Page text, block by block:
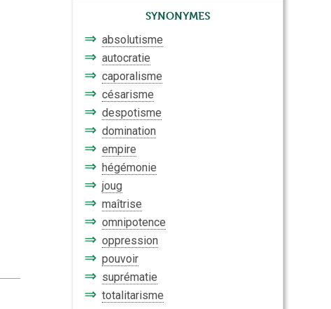
Synonymes
⇒ absolutisme
⇒ autocratie
⇒ caporalisme
⇒ césarisme
⇒ despotisme
⇒ domination
⇒ empire
⇒ hégémonie
⇒ joug
⇒ maîtrise
⇒ omnipotence
⇒ oppression
⇒ pouvoir
⇒ suprématie
⇒ totalitarisme